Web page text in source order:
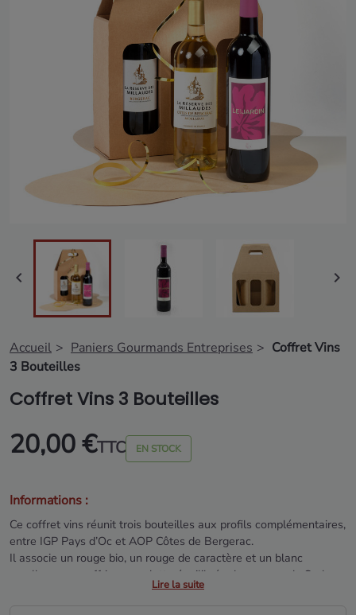
 
Accueil Paniers Gourmands Entreprises
Coffret Vins
3 Bouteilles
Coffret Vins 3 Bouteilles
20,00 €TTC EN STOCK
Informations :
Ce coffret vins réunit trois bouteilles aux profils complémentaires,
entre IGP Pays d’Oc et AOP Côtes de Bergerac.
Il associe un rouge bio, un rouge de caractère et un blanc
moelleux pour offrir une palette équilibrée de saveurs du Sud-
Lire la suite